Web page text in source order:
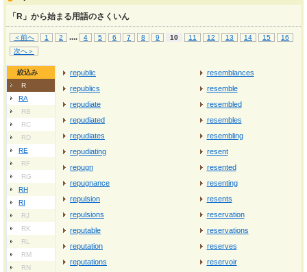
「R」から始まる用語のさくいん
＜前へ 1 2 .... 4 5 6 7 8 9 10 11 12 13 14 15
16
次へ＞
絞込み
R
RA
RB
RC
RD
RE
RF
RG
RH
RI
RJ
RK
RL
RM
RN
republic
republics
repudiate
repudiated
repudiates
repudiating
repugn
repugnance
repulsion
repulsions
reputable
reputation
reputations
resemblances
resemble
resembled
resembles
resembling
resent
resented
resenting
resents
reservation
reservations
reserves
reservoir